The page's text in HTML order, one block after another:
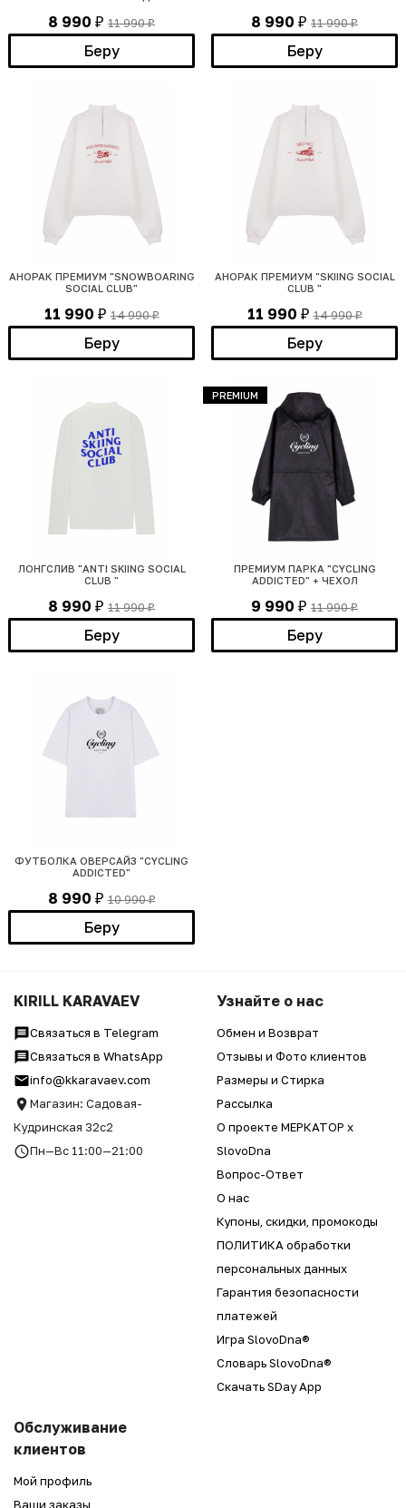
8 990 ₽ 11 990₽
Беру
8 990 ₽ 11 990₽
Беру
АНОРАК ПРЕМИУМ "SNOWBOARING
SOCIAL CLUB"
11 990 ₽ 14 990₽
Беру
АНОРАК ПРЕМИУМ "SKIING SOCIAL
CLUB "
11 990 ₽ 14 990₽
Беру
ЛОНГСЛИВ "ANTI SKIING SOCIAL
CLUB "
8 990 ₽ 11 990₽
Беру
ПРЕМИУМ ПАРКА "CYCLING
ADDICTED" + ЧЕХОЛ
9 990 ₽ 11 990₽
Беру
PREMIUM
ФУТБОЛКА ОВЕРСАЙЗ "CYCLING
ADDICTED"
8 990 ₽ 10 990₽
Беру
KIRILL KARAVAEV
Связаться в Telegram
Связаться в WhatsApp
info@kkaravaev.com
Магазин: Садовая-
Кудринская 32с2
Пн—Вс 11:00—21:00
Узнайте о нас
Обмен и Возврат
Отзывы и Фото клиентов
Размеры и Стирка
Рассылка
О проекте МЕРКАТОР x
SlovoDna
Вопрос-Ответ
О нас
Купоны, скидки, промокоды
ПОЛИТИКА обработки
персональных данных
Гарантия безопасности
платежей
Игра SlovoDna®
Словарь SlovoDna®
Скачать SDay App
Обслуживание
клиентов
Мой профиль
Ваши заказы